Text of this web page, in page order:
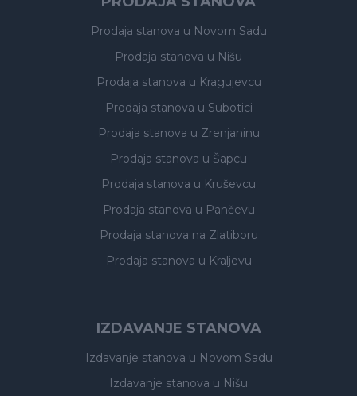
Prodaja stanova u Novom Sadu
Prodaja stanova u Nišu
Prodaja stanova u Kragujevcu
Prodaja stanova u Subotici
Prodaja stanova u Zrenjaninu
Prodaja stanova u Šapcu
Prodaja stanova u Kruševcu
Prodaja stanova u Pančevu
Prodaja stanova na Zlatiboru
Prodaja stanova u Kraljevu
IZDAVANJE STANOVA
Izdavanje stanova u Novom Sadu
Izdavanje stanova u Nišu